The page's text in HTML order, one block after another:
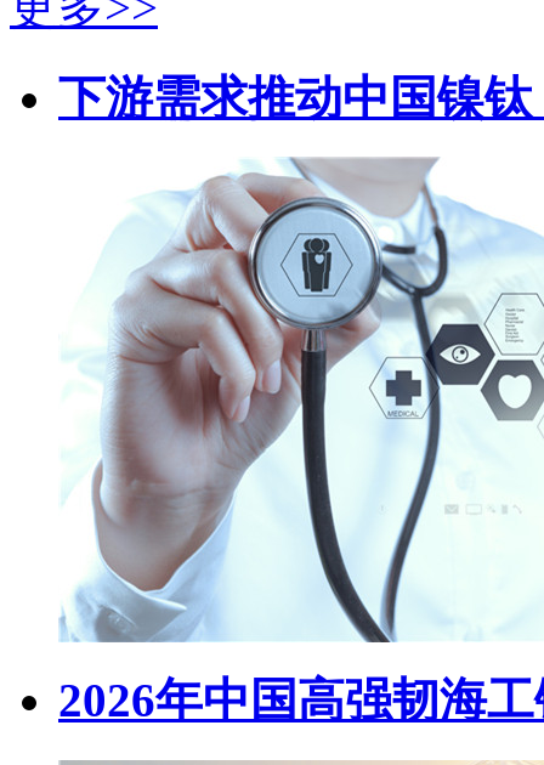
下游需求推动中国镍
2026年中国高强韧海